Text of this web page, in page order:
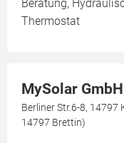
Beratung,
Thermostat
MySolar GmbH
Berliner Str.6-8, 14797
14797 Brettin)